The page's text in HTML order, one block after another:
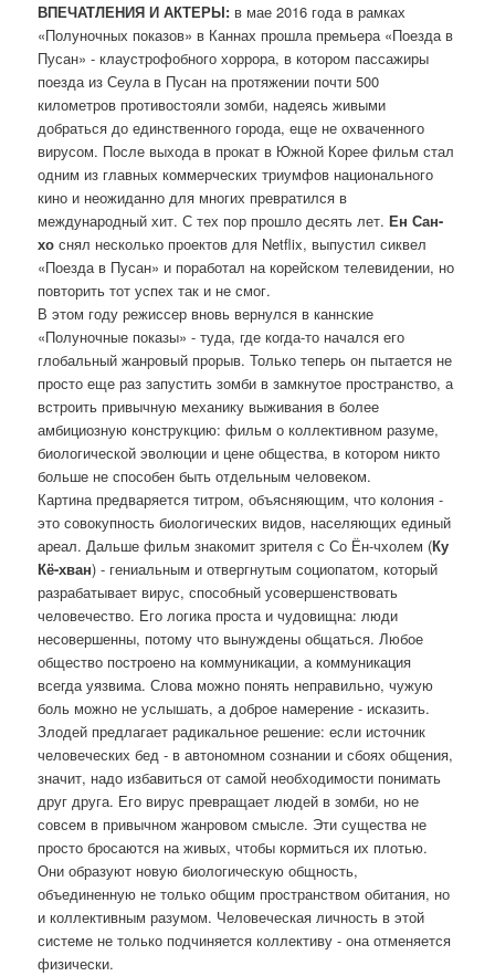
ВПЕЧАТЛЕНИЯ И АКТЕРЫ: в мае 2016 года в рамках
«Полуночных показов» в Каннах прошла премьера «Поезда в
Пусан» - клаустрофобного хоррора, в котором пассажиры
поезда из Сеула в Пусан на протяжении почти 500
километров противостояли зомби, надеясь живыми
добраться до единственного города, еще не охваченного
вирусом. После выхода в прокат в Южной Корее фильм стал
одним из главных коммерческих триумфов национального
кино и неожиданно для многих превратился в
международный хит. С тех пор прошло десять лет.Ен Сан-
хо снял несколько проектов для Netflix, выпустил сиквел
«Поезда в Пусан» и поработал на корейском телевидении, но
повторить тот успех так и не смог.
В этом году режиссер вновь вернулся в каннские
«Полуночные показы» - туда, где когда-то начался его
глобальный жанровый прорыв. Только теперь он пытается не
просто еще раз запустить зомби в замкнутое пространство, а
встроить привычную механику выживания в более
амбициозную конструкцию: фильм о коллективном разуме,
биологической эволюции и цене общества, в котором никто
больше не способен быть отдельным человеком.
Картина предваряется титром, объясняющим, что колония -
это совокупность биологических видов, населяющих единый
ареал. Дальше фильм знакомит зрителя с Со Ён-чхолем (Ку
Кё-хван) - гениальным и отвергнутым социопатом, который
разрабатывает вирус, способный усовершенствовать
человечество. Его логика проста и чудовищна: люди
несовершенны, потому что вынуждены общаться. Любое
общество построено на коммуникации, а коммуникация
всегда уязвима. Слова можно понять неправильно, чужую
боль можно не услышать, а доброе намерение - исказить.
Злодей предлагает радикальное решение: если источник
человеческих бед - в автономном сознании и сбоях общения,
значит, надо избавиться от самой необходимости понимать
друг друга. Его вирус превращает людей в зомби, но не
совсем в привычном жанровом смысле. Эти существа не
просто бросаются на живых, чтобы кормиться их плотью.
Они образуют новую биологическую общность,
объединенную не только общим пространством обитания, но
и коллективным разумом. Человеческая личность в этой
системе не только подчиняется коллективу - она отменяется
физически.